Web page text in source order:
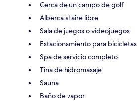
Cerca de un campo de golf
Alberca al aire libre
Sala de juegos o videojuegos
Estacionamiento para bicicletas
Spa de servicio completo
Tina de hidromasaje
Sauna
Baño de vapor